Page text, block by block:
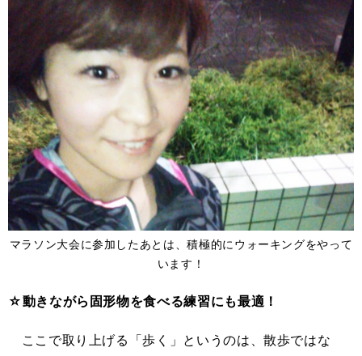
マラソン大会に参加したあとは、積極的にウォーキングをやって
います！
☆動きながら固形物を食べる練習にも最適！
ここで取り上げる「歩く」というのは、散歩ではな